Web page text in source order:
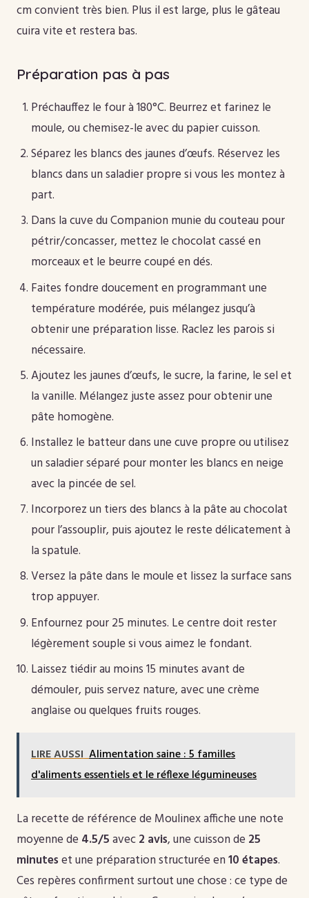
cm convient très bien. Plus il est large, plus le gâteau
cuira vite et restera bas.
Préparation pas à pas
Préchauffez le four à 180°C. Beurrez et farinez le
moule, ou chemisez-le avec du papier cuisson.
Séparez les blancs des jaunes d’œufs. Réservez les
blancs dans un saladier propre si vous les montez à
part.
Dans la cuve du Companion munie du couteau pour
pétrir/concasser, mettez le chocolat cassé en
morceaux et le beurre coupé en dés.
Faites fondre doucement en programmant une
température modérée, puis mélangez jusqu’à
obtenir une préparation lisse. Raclez les parois si
nécessaire.
Ajoutez les jaunes d’œufs, le sucre, la farine, le sel et
la vanille. Mélangez juste assez pour obtenir une
pâte homogène.
Installez le batteur dans une cuve propre ou utilisez
un saladier séparé pour monter les blancs en neige
avec la pincée de sel.
Incorporez un tiers des blancs à la pâte au chocolat
pour l’assouplir, puis ajoutez le reste délicatement à
la spatule.
Versez la pâte dans le moule et lissez la surface sans
trop appuyer.
Enfournez pour 25 minutes. Le centre doit rester
légèrement souple si vous aimez le fondant.
Laissez tiédir au moins 15 minutes avant de
démouler, puis servez nature, avec une crème
anglaise ou quelques fruits rouges.
LIRE AUSSI Alimentation saine : 5 familles
d'aliments essentiels et le réflexe légumineuses
La recette de référence de Moulinex affiche une note
moyenne de 4.5/5avec2 avis, une cuisson de 25
minuteset une préparation structurée en10 étapes.
Ces repères confirment surtout une chose : ce type de